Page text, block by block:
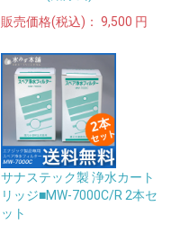
販売価格(税込)： 9,500 円
サナステック製 浄水カート
リッジ■MW-7000C/R 2本セ
ット